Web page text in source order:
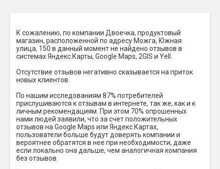
К сожалению, по компании Двоечка, продуктовый
магазин, расположенной по адресу Можга, Южная
улица, 150 в данный момент не найдено отзывов в
системах Яндекс.Карты, Google Maps, 2GIS и Yell.
Отсутствие отзывов негативно сказывается на приток
новых клиентов.
По нашим исследованиям 87% потребителей
прислушиваются к отзывам в интернете, так же, как и к
личным рекомендациям. При этом 70% опрошенных
нами людей заявили, что за счет положительных
отзывов на Google Maps или Яндекс.Картах,
пользователи больше будут доверять компании и
вероятнее обратятся в нее при необходимости, даже
если локально она дальше, чем аналогичная компания
без отзывов.